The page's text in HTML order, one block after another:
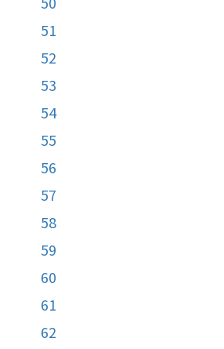
51
52
53
54
55
56
57
58
59
60
61
62